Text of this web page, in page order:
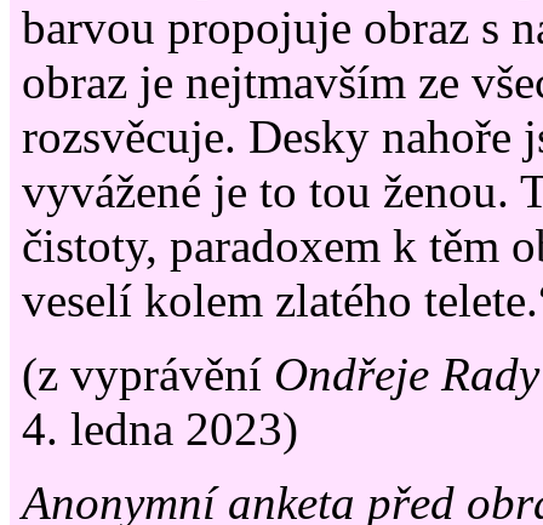
barvou propojuje obraz s
obraz je nejtmavším ze
rozsvěcuje. Desky nahoře
vyvážené je to tou ženou.
čistoty, paradoxem k těm
veselí kolem zlatého
(z vyprávění Ondřeje Rady
4. ledna 2023)
Anonymní anketa před